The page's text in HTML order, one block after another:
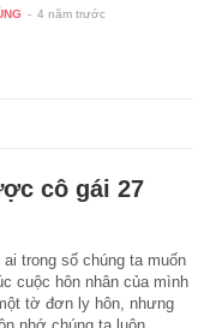
- 4 năm trước
cô gái 27
ai trong số chúng ta muốn
cuộc hôn nhân của mình
tờ đơn ly hôn, nhưng